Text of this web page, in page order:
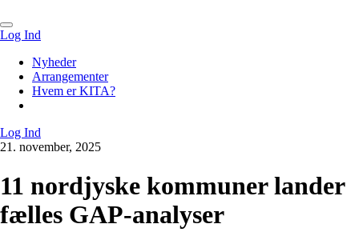
Log Ind
Nyheder
Arrangementer
Hvem er KITA?
Log Ind
21. november, 2025
11 nordjyske kommuner lander
fælles GAP-analyser